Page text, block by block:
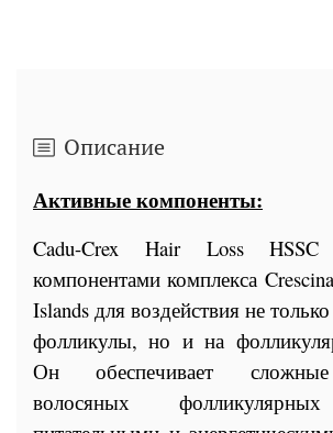
Описание
Активные компоненты:
Cadu-Crex Hair Loss HSSC
компонентами комплекса
Islands для воздействия не
фолликулы, но и на
Он обеспечивает
волосяных